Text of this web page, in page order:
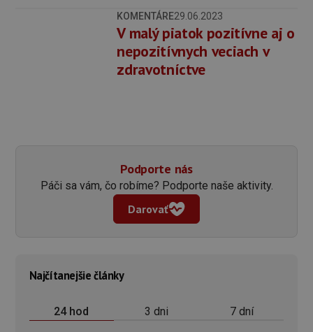
KOMENTÁRE29.06.2023
V malý piatok pozitívne aj o
nepozitívnych veciach v
zdravotníctve
Podporte nás
Páči sa vám, čo robíme? Podporte naše aktivity.
Darovať
Najčítanejšie články
24 hod 3 dni 7 dní